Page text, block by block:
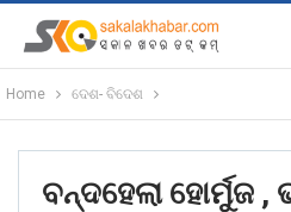
Home ଦେଶ- ବିଦେଶ
ବନ୍ଦହେଲା ହୋର୍ମୁଜ